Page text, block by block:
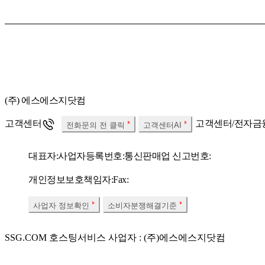
(주) 에스에스지닷컴
고객센터 전화문의 전 클릭 고객센터AI 고객센터/전자금
대표자:사업자등록번호:통신판매업 신고번호:
개인정보보호책임자:Fax:
사업자 정보확인 소비자분쟁해결기준
SSG.COM 호스팅서비스 사업자 : (주)에스에스지닷컴